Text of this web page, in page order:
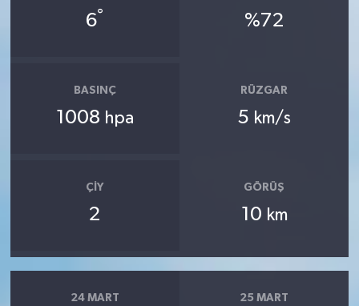
6° %72
BASINÇ
1008 hpa
RÜZGAR
5 km/s
ÇIY
2
GÖRÜŞ
10 km
24 MART 25 MART